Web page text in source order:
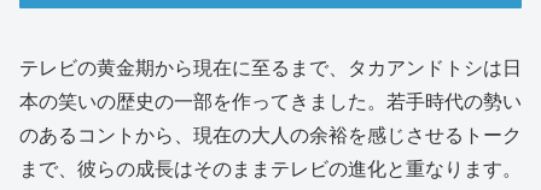
テレビの黄金期から現在に至るまで、タカアンドトシは日
本の笑いの歴史の一部を作ってきました。若手時代の勢い
のあるコントから、現在の大人の余裕を感じさせるトーク
まで、彼らの成長はそのままテレビの進化と重なります。